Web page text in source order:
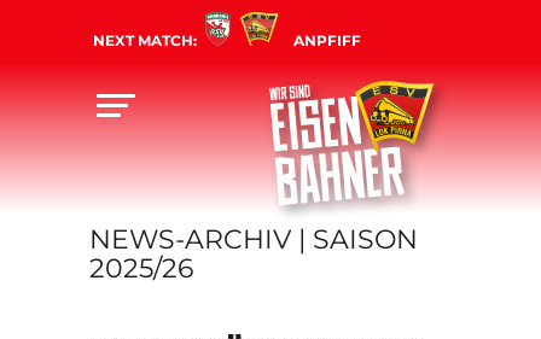
NEXT MATCH: ANPFIFF
NEWS-ARCHIV | SAISON
2025/26